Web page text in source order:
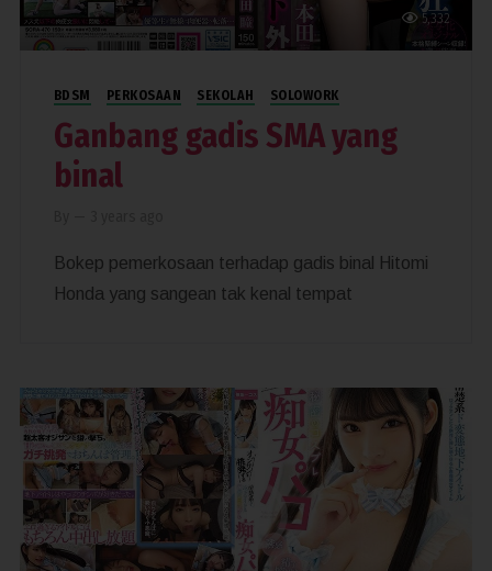
5,332
BDSM PERKOSAAN SEKOLAH SOLOWORK
Ganbang gadis SMA yang
binal
Bokep pemerkosaan terhadap gadis binal Hitomi
Honda yang sangean tak kenal tempat